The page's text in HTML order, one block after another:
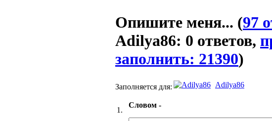
Опишите меня... (97
Adilya86: 0 ответов,
заполнить: 21390)
Заполняется для: Adilya86
1.
Словом -